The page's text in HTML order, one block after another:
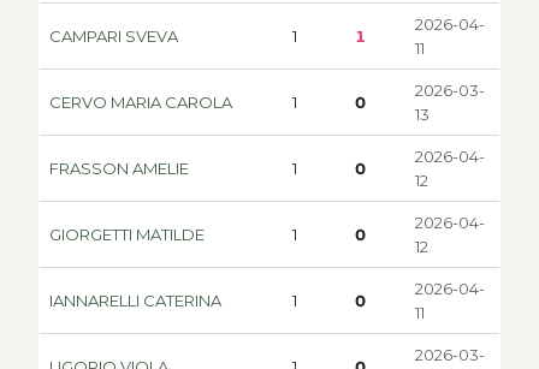
CAMPARI SVEVA 1 1
2026-04-
11
CERVO MARIA CAROLA 1 0
2026-03-
13
FRASSON AMELIE 1 0
2026-04-
12
GIORGETTI MATILDE 1 0
2026-04-
12
IANNARELLI CATERINA 1 0
2026-04-
11
2026-03-